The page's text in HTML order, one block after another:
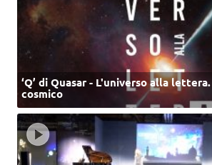
‘Q’ di Quasar - L'universo alla
cosmico